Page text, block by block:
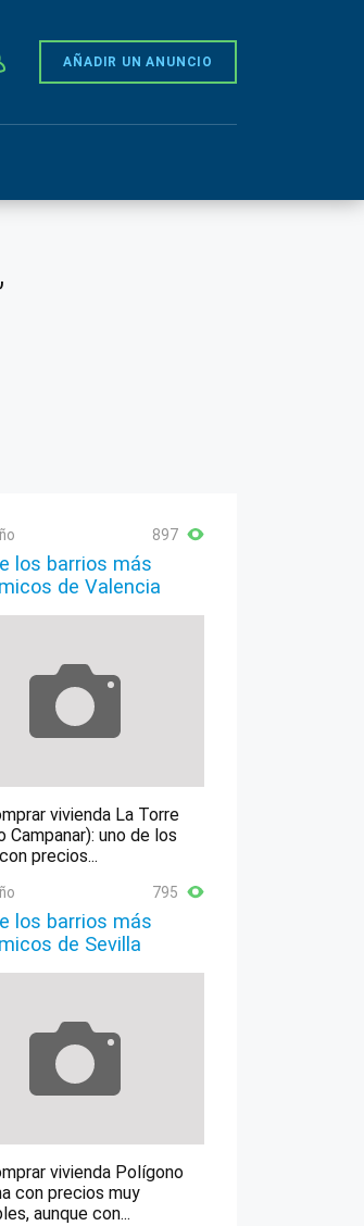
AÑADIR UN ANUNCIO
897
los barrios más
de Valencia
vivienda La Torre
Campanar): uno de los
precios...
795
los barrios más
de Sevilla
vivienda Polígono
con precios muy
aunque con...